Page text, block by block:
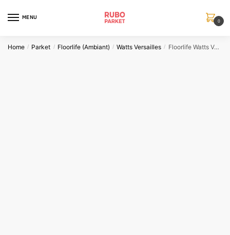
MENU
0
Home / Parket / Floorlife (Ambiant) / Watts Versailles / Floorlife Watts Versailles Licht geborsteld onbehandeld